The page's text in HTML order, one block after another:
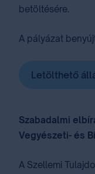
betöltésére.
A pályázat
Letölthető
Szabadalmi
Vegyészeti- és
A Szellemi